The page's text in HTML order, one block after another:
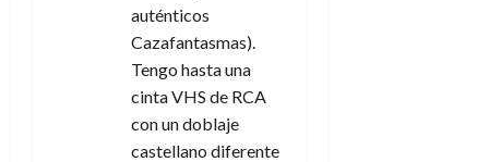
auténticos
Cazafantasmas).
Tengo hasta una
cinta VHS de RCA
con un doblaje
castellano diferente